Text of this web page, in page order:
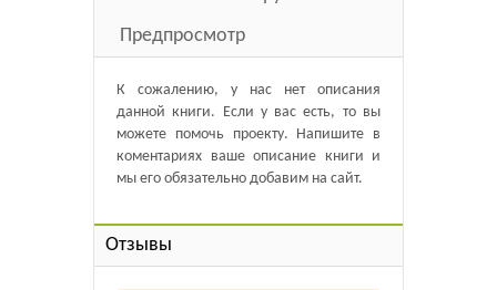
Предпросмотр
К сожалению, у нас нет описания
данной книги. Если у вас есть, то вы
можете помочь проекту. Напишите в
коментариях ваше описание книги и
мы его обязательно добавим на сайт.
Отзывы